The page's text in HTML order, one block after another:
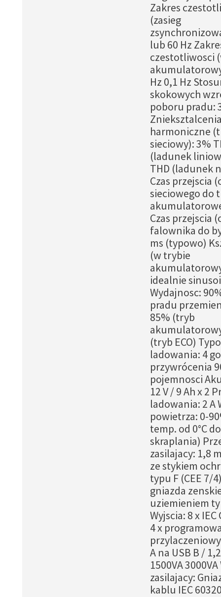
Zakres
(zasieg
lub 60 Hz
czestotliwosci
Hz 0,1 Hz
skokowych
poboru pradu:
harmoniczne
sieciowy): 3%
(ladunek
THD (ladunek
Czas przejscia
sieciowego do
Czas przejscia
falownika do
ms (typowo)
(w trybie
idealnie
Wydajnosc:
pradu
85% (tryb
(tryb ECO)
ladowania: 4
przywrócenia
pojemnosci
12 V / 9 Ah x 2
ladowania: 2 A
powietrza: 0-
temp. od 0°C
skraplania)
zasilajacy: 1,8
ze stykiem
typu F (CEE 7/
gniazda
uziemieniem
Wyjscia: 8 x
4 x
przylaczeniowy
A na USB B /
1500VA
zasilajacy:
kablu IEC